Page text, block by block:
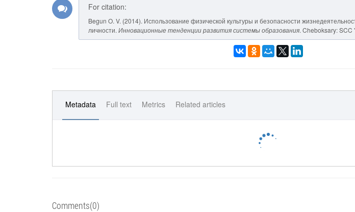
For citation:
Begun O. V. (2014). Использование физической культуры и безопасности
личности. Инновационные тенденции развития системы образования. Cheboksary: SCC
Metadata Full text Metrics Related articles
Comments(0)